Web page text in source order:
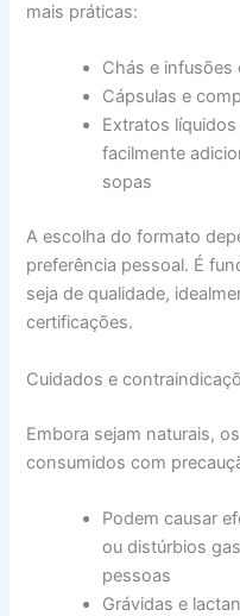
mais práticas:
Chás e infusões
Cápsulas e
Extratos
facilmente
sopas
A escolha do formato
preferência pessoal. É
seja de qualidade,
certificações.
Cuidados e
Embora sejam naturais,
consumidos com
Podem causar
ou distúrbios
pessoas
Grávidas e